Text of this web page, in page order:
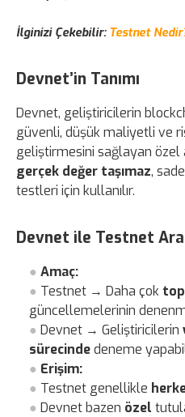
İlginizi Çekebilir: Testnet
Devnet’in Tanımı
Devnet, geliştiricilerin
güvenli, düşük maliyetli ve
geliştirmesini sağlayan özel
gerçek değer taşımaz,
testleri için kullanılır.
Devnet ile Testnet
Amaç:
Testnet → Daha çok
güncellemelerinin
Devnet → Geliştiricilerin
sürecindedeneme
Erişim:
Testnet genellikle
Devnet bazen özel